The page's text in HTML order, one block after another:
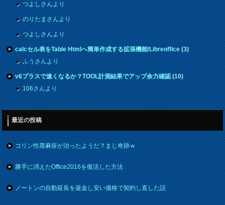
つよしさんより
のりたまさんより
つよしさんより
calcセル表をTable Htmlへ簡単作成する拡張機能/Libreoffice(3)
ふうさんより
v6プラスで速くなるか？TOOL計測結果でアップ余力確認(10)
106さんより
最近の投稿
コリン性蕁麻疹が治ったようだ？まじ奇跡ｗ
勝手に消えたOffice2016を復活した方法
ノートンの自動延長を返金し安い価格で契約し直した話